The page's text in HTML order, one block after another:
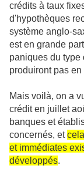
crédits à taux
d'hypothèques
système anglo-
est en grande
paniques du type
produiront pas en
Mais voilà, on a
crédit en juillet
banques et
concernés, et
et immédiates
développés.